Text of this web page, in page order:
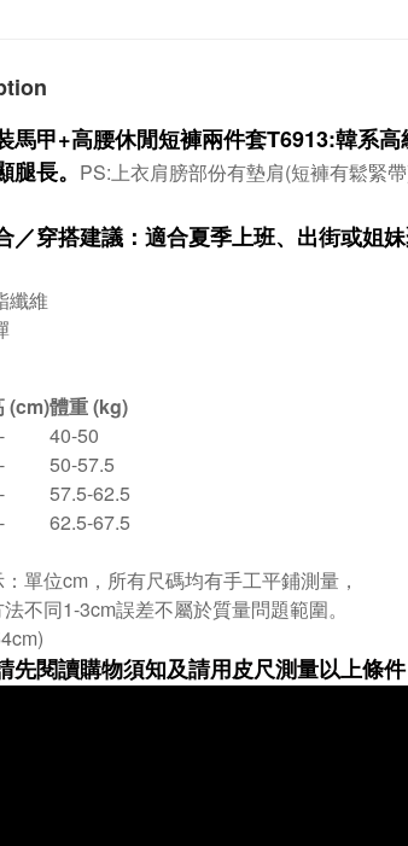
馬甲+高腰休閒短褲兩件套T6913:韓系
腿長。 PS:上衣肩膀部份有墊肩(短褲有鬆緊
／穿搭建議： 適合夏季上班、出街或姐妹
纖維
(cm)體重 (kg)
40-50
50-57.5
57.5-62.5
62.5-67.5
單位cm，所有尺碼均有手工平鋪測量，
不同1-3cm誤差不屬於質量問題範圍。
先閱讀購物須知及請用皮尺測量以上條件